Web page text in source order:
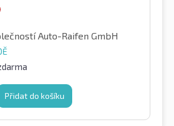
Auto-Raifen GmbH
Přidat do košíku